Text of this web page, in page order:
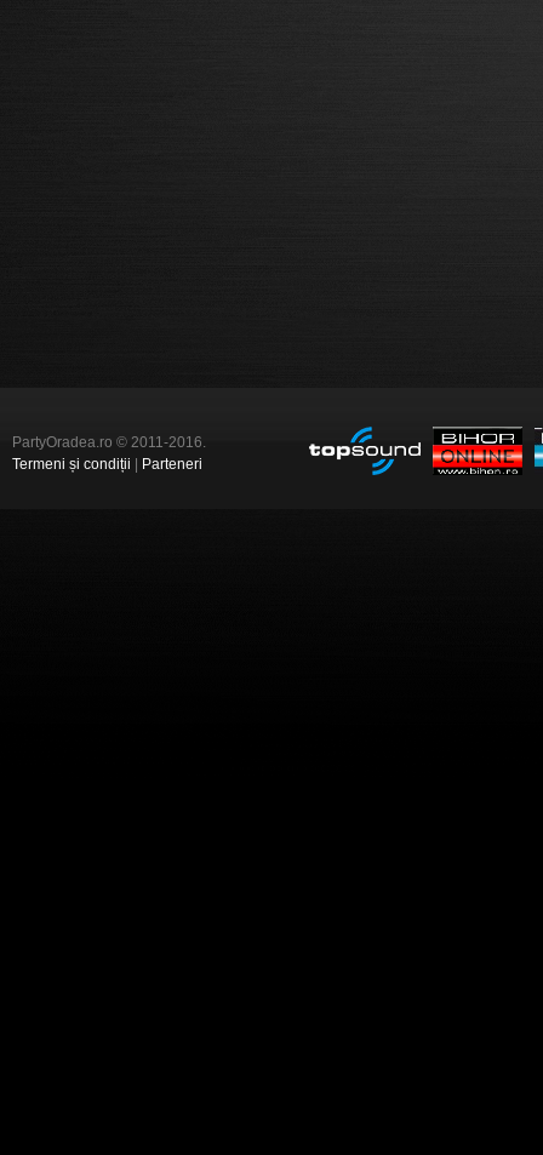
PartyOradea.ro © 2011-2016.
Termeni și condiții
Parteneri